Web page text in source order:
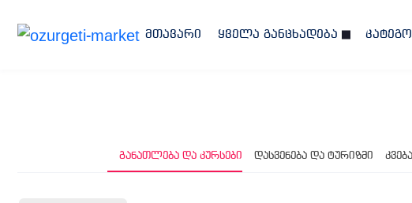
მთავარი ყველა განცხადება
განათლება და კურსები დასვენება და ტურიზმი კვება